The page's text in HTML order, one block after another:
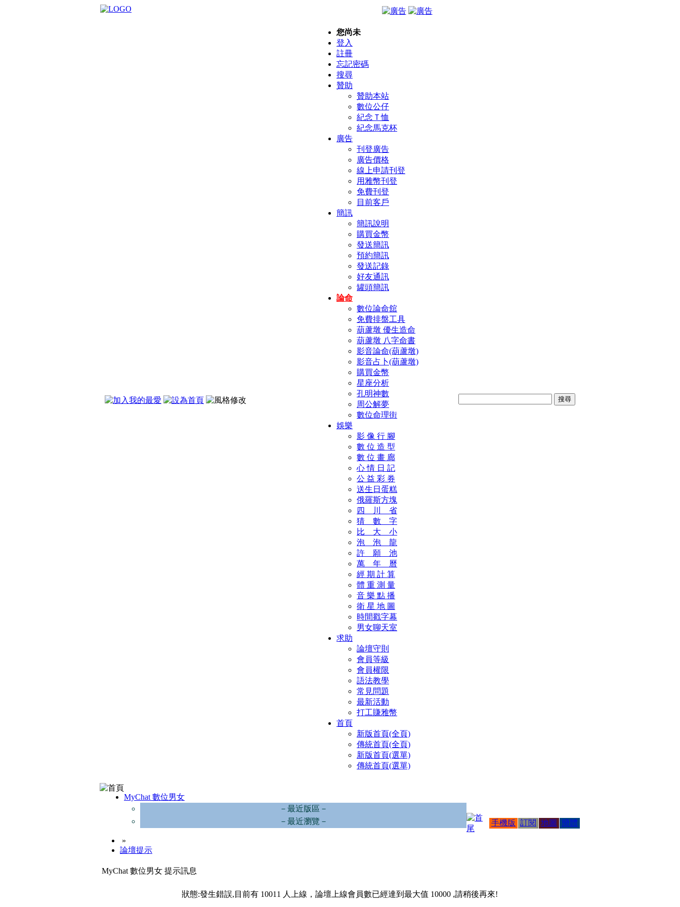
您尚未
登入
註冊
忘記密碼
搜尋
贊助
贊助本站
數位公仔
紀念Ｔ恤
紀念馬克杯
廣告
刊登廣告
廣告價格
線上申請刊登
用雅幣刊登
免費刊登
目前客戶
簡訊
簡訊說明
購買金幣
發送簡訊
預約簡訊
發送記錄
好友通訊
罐頭簡訊
論命
數位論命舘
免費排盤工具
葫蘆墩 優生造命
葫蘆墩 八字命書
影音論命(葫蘆墩)
影音占卜(葫蘆墩)
購買金幣
星座分析
孔明神數
周公解夢
數位命理街
娛樂
影 像 行 腳
數 位 造 型
數 位 畫 廊
心 情 日 記
公 益 彩 券
送生日蛋糕
俄羅斯方塊
四 川 省
猜 數 字
比 大 小
泡 泡 龍
許 願 池
萬 年 曆
經 期 計 算
體 重 測 量
音 樂 點 播
衛 星 地 圖
時間戳字幕
男女聊天室
求助
論壇守則
會員等級
會員權限
語法教學
常見問題
最新活動
打工賺雅幣
首頁
新版首頁(全頁)
傳統首頁(全頁)
新版首頁(選單)
傳統首頁(選單)
MyChat 數位男女
－最近版區－
－最近瀏覽－
»
論壇提示
手機版 訂閱 地圖 簡體
MyChat 數位男女 提示訊息
狀態:發生錯誤,目前有 10011 人上線，論壇上線會員數已經達到最大值 10000 ,請稍後再來!